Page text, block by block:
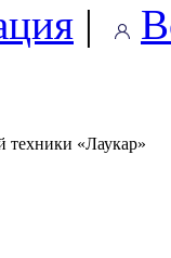
|
техники «Лаукар»